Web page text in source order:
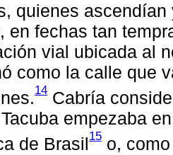
quienes
en fechas tan
vial ubicada al
como la calle que
14 Cabría
empezaba
de Brasil15 o,